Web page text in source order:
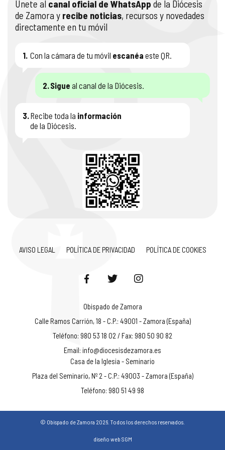
Únete al canal oficial de WhatsApp de la Diócesis
de Zamora y recibe noticias, recursos y novedades
directamente en tu móvil
1. Con la cámara de tu móvil escanéa este QR.
2. Sigue al canal de la Diócesis.
3. Recibe toda la información
de la Diócesis.
AVISO LEGAL POLÍTICA DE PRIVACIDAD POLÍTICA DE COOKIES
Obispado de Zamora
Calle Ramos Carrión, 18 - C.P.: 49001 - Zamora (España)
Teléfono: 980 53 18 02 / Fax: 980 50 90 82
Email: info@diocesisdezamora.es
Casa de la Iglesia - Seminario
Plaza del Seminario, Nº 2 - C.P.: 49003 - Zamora (España)
Teléfono: 980 51 49 98
© Obispado de Zamora 2026. Todos los derechos reservados.
diseño web SGM